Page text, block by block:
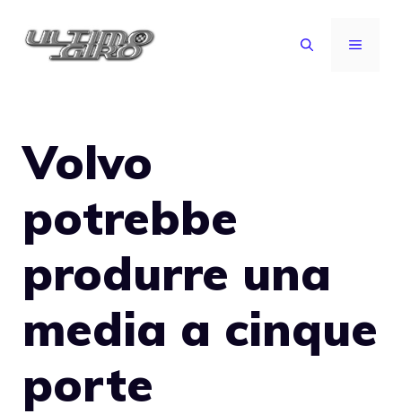
MENU
Volvo
potrebbe
produrre una
media a cinque
porte